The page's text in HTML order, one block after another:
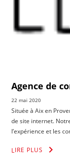
Agence de
22 mai 2020
Située à Aix en
de site internet.
l’expérience et les
améliorer votre
LIRE PLUS keyboard_arrow_right